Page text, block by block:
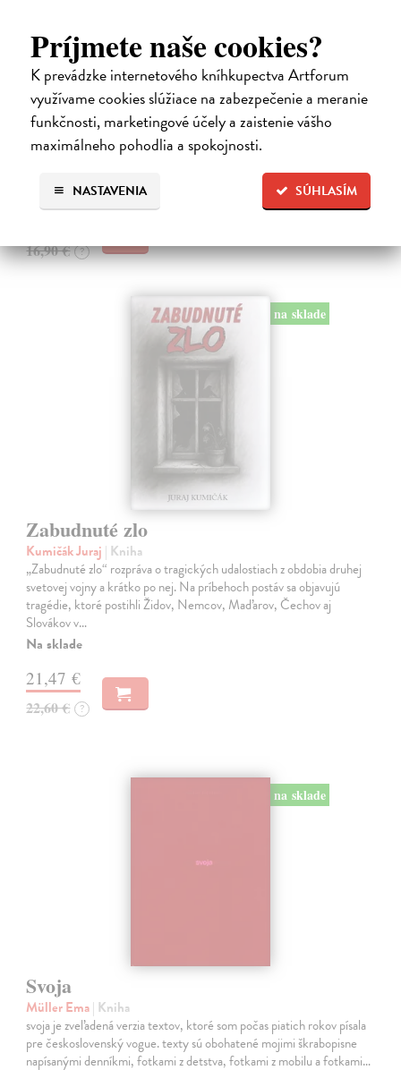
Príjmete naše cookies?
K prevádzke internetového kníhkupectva Artforum
využívame cookies slúžiace na zabezpečenie a meranie
funkčnosti, marketingové účely a zaistenie vášho
maximálneho pohodlia a spokojnosti.
SÚHLASÍM
NASTAVENIA
Kolotočárka
Wernerová Jana
| Kniha
Tam, kde sa radosť zo slobodného pohybu a dobrodružstva prelína s
pocitom vyčlenenia. Tam, kde rastie starý gaštan a okolo neho sa krúti
Na sklade
16,90 € ?
na sklade
Zabudnuté zlo
Kumičák Juraj | Kniha
„Zabudnuté zlo“ rozpráva o tragických udalostiach z obdobia druhej
svetovej vojny a krátko po nej. Na príbehoch postáv sa objavujú
tragédie, ktoré postihli Židov, Nemcov, Maďarov, Čechov aj
Slovákov v…
Na sklade
21,47 €
22,60 € ?
na sklade
Svoja
Müller Ema| Kniha
svoja je zveľadená verzia textov, ktoré som počas piatich rokov písala
pre československý vogue. texty sú obohatené mojimi škrabopisne
napísanými denníkmi, fotkami z detstva, fotkami z mobilu a fotkami…